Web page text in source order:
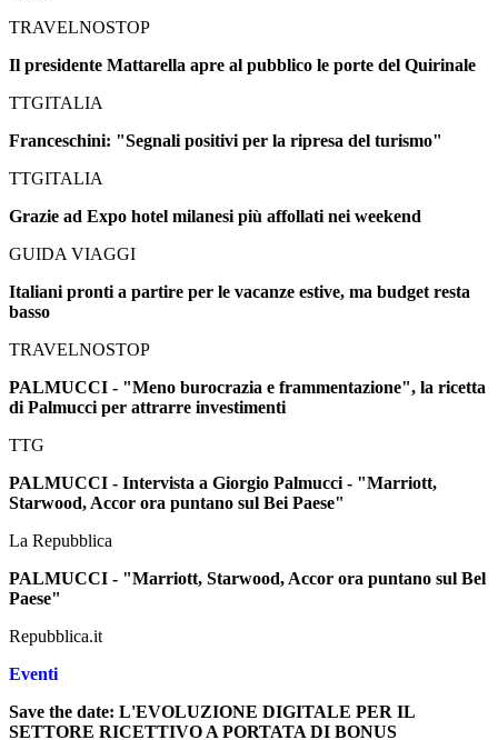
TRAVELNOSTOP
Il presidente Mattarella apre al pubblico le porte del Quirinale
TTGITALIA
Franceschini: "Segnali positivi per la ripresa del turismo"
TTGITALIA
Grazie ad Expo hotel milanesi più affollati nei weekend
GUIDA VIAGGI
Italiani pronti a partire per le vacanze estive, ma budget resta
basso
TRAVELNOSTOP
PALMUCCI - "Meno burocrazia e frammentazione", la ricetta
di Palmucci per attrarre investimenti
TTG
PALMUCCI - Intervista a Giorgio Palmucci - "Marriott,
Starwood, Accor ora puntano sul Bei Paese"
La Repubblica
PALMUCCI - "Marriott, Starwood, Accor ora puntano sul Bel
Paese"
Repubblica.it
Eventi
Save the date: L'EVOLUZIONE DIGITALE PER IL
SETTORE RICETTIVO A PORTATA DI BONUS